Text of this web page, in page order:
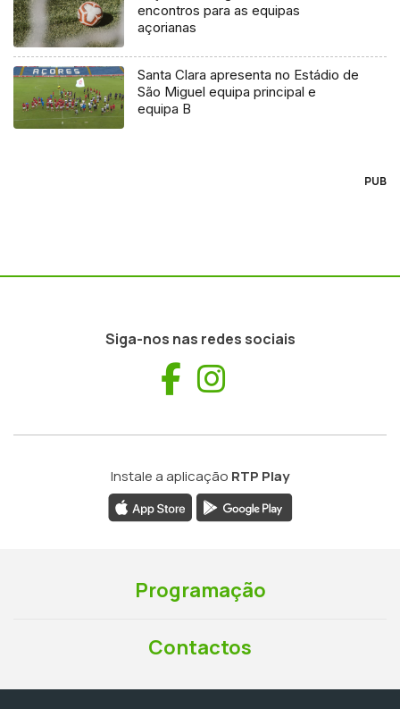
encontros para as equipas
açorianas
Santa Clara apresenta no Estádio de
São Miguel equipa principal e
equipa B
PUB
Siga-nos nas redes sociais
Facebook
Instale a aplicação RTP Play
Programação
Contactos